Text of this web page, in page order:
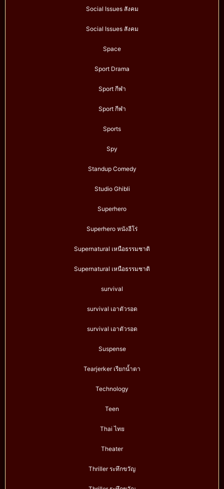
Social Issues สังคม
Social Issues สังคม
Space
Sport Drama
Sport กีฬา
Sport กีฬา
Sports
Spy
Standup Comedy
Studio Ghibli
Superhero
Superhero หนังฮีโร่
Supernatural เหนือธรรมชาติ
Supernatural เหนือธรรมชาติ
survival
survival เอาตัวรอด
survival เอาตัวรอด
Suspense
Tearjerker เรียกน้ำตา
Technology
Teen
Thai ไทย
Theater
Thriller ระทึกขวัญ